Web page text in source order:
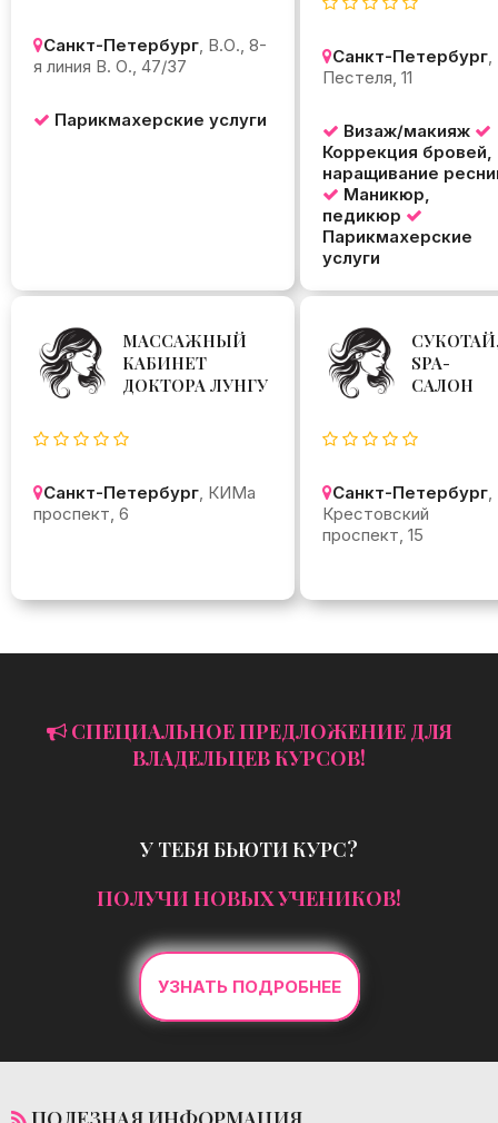
Санкт-Петербург, В.О., 8-
я линия В. О., 47/37
Парикмахерские услуги
Санкт-Петербург,
Пестеля, 11
Визаж/макияж
Коррекция бровей,
наращивание
Маникюр,
педикюр
Парикмахерские
услуги
МАССАЖНЫЙ
КАБИНЕТ
ДОКТОРА ЛУНГУ
Санкт-Петербург, КИМа
проспект, 6
SPA-
САЛОН
Санкт-Петербург,
Крестовский
проспект, 15
СПЕЦИАЛЬНОЕ ПРЕДЛОЖЕНИЕ ДЛЯ
ВЛАДЕЛЬЦЕВ КУРСОВ!
У ТЕБЯ БЬЮТИ КУРС?
ПОЛУЧИ НОВЫХ УЧЕНИКОВ!
УЗНАТЬ ПОДРОБНЕЕ